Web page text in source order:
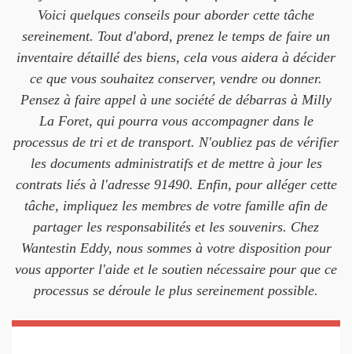
Voici quelques conseils pour aborder cette tâche
sereinement. Tout d'abord, prenez le temps de faire un
inventaire détaillé des biens, cela vous aidera à décider
ce que vous souhaitez conserver, vendre ou donner.
Pensez à faire appel à une société de débarras à Milly
La Foret, qui pourra vous accompagner dans le
processus de tri et de transport. N'oubliez pas de vérifier
les documents administratifs et de mettre à jour les
contrats liés à l'adresse 91490. Enfin, pour alléger cette
tâche, impliquez les membres de votre famille afin de
partager les responsabilités et les souvenirs. Chez
Wantestin Eddy, nous sommes à votre disposition pour
vous apporter l'aide et le soutien nécessaire pour que ce
processus se déroule le plus sereinement possible.